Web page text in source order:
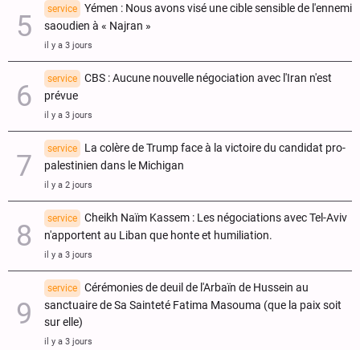
service
Yémen : Nous avons visé une cible sensible de l'ennemi
saoudien à « Najran »
il y a 3 jours
service
CBS : Aucune nouvelle négociation avec l'Iran n'est
prévue
il y a 3 jours
service
La colère de Trump face à la victoire du candidat pro-
palestinien dans le Michigan
il y a 2 jours
service
Cheikh Naïm Kassem : Les négociations avec Tel-Aviv
n'apportent au Liban que honte et humiliation.
il y a 3 jours
service
Cérémonies de deuil de l'Arbaïn de Hussein au
sanctuaire de Sa Sainteté Fatima Masouma (que la paix soit
sur elle)
il y a 3 jours